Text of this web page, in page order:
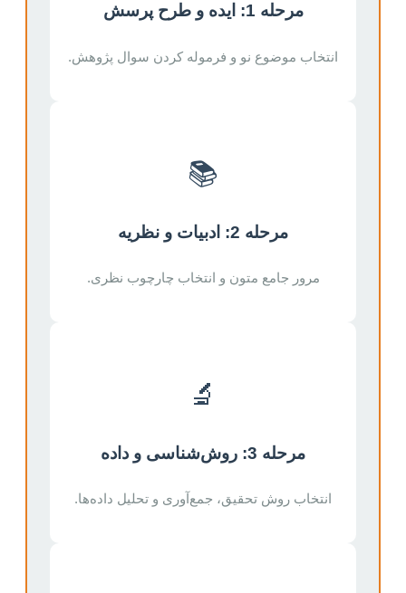
مرحله 1: ایده و طرح پرسش
انتخاب موضوع نو و فرموله کردن سوال پژوهش.
📚
مرحله 2: ادبیات و نظریه
مرور جامع متون و انتخاب چارچوب نظری.
🔬
مرحله 3: روش‌شناسی و داده
انتخاب روش تحقیق، جمع‌آوری و تحلیل داده‌ها.